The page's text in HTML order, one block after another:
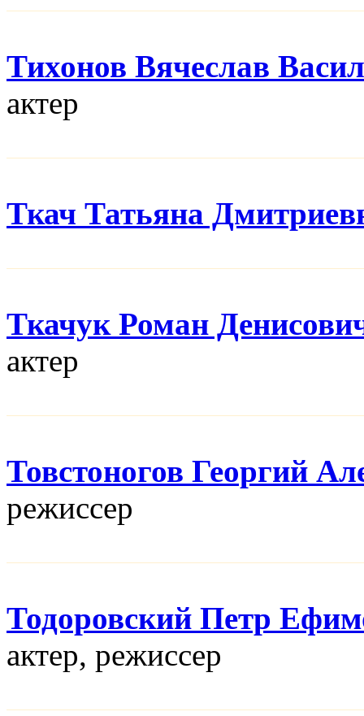
Тихонов Вячеслав
актер
Ткач Татьяна
Ткачук Роман
актер
Товстоногов Георгий
режисcер
Тодоровский Петр
актер, режисcер